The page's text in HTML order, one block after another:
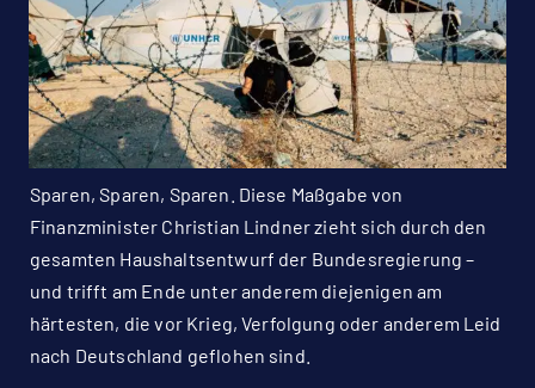
Sparen, Sparen, Sparen. Diese Maßgabe von
Finanzminister Christian Lindner zieht sich durch den
gesamten Haushaltsentwurf der Bundesregierung –
und trifft am Ende unter anderem diejenigen am
härtesten, die vor Krieg, Verfolgung oder anderem Leid
nach Deutschland geflohen sind.